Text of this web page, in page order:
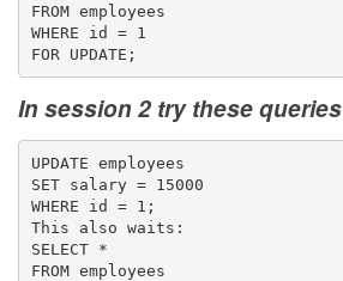
FROM employees
WHERE id = 1
FOR UPDATE;
In session 2 try these queries
UPDATE employees
SET salary = 15000
WHERE id = 1;
This also waits:
SELECT *
FROM employees